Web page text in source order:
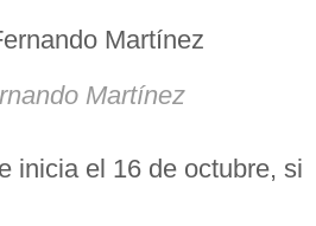
Martínez
inicia el 16 de octubre, si